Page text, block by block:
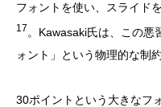
フォントを使い、スライド
17 。Kawasaki氏は、この悪
ォント」という物理的な制
30ポイントという大きなフ